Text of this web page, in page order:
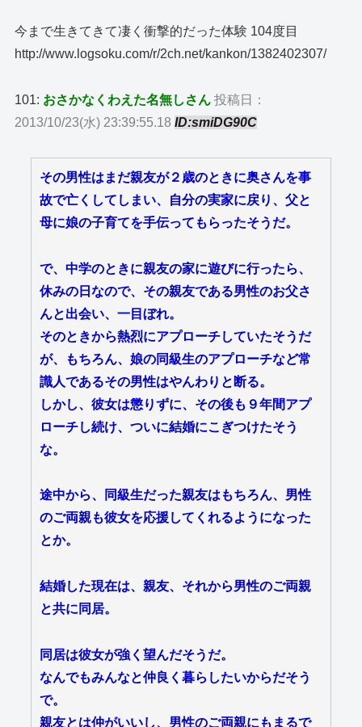
今まで生きてきて凄く衝撃的だった体験 104度目
http://www.logsoku.com/r/2ch.net/kankon/1382402307/
101: おさかなくわえた名無しさん 投稿日：
2013/10/23(水) 23:39:55.18ID:smiDG90C
その男性はまだ親友が２歳のときに奥さんを事
故で亡くしてしまい、自分の実家に戻り、父と
母に娘の子育てを手伝ってもらったそうだ。
で、中学のときに親友の家に遊びに行ったら、
休みの日なので、その親友である男性のお父さ
んと出会い、一目ぼれ。
そのときから熱烈にアプローチしていたそうだ
が、もちろん、娘の同級生のアプローチなど常
識人であるその男性はやんわりと断る。
しかし、彼女は懲りずに、その後も９年間アプ
ローチし続け、ついに結婚にこぎつけたそう
な。
途中から、同級生だった親友はもちろん、男性
のご両親も彼女を応援してくれるようになった
とか。
結婚した現在は、親友、それから男性のご両親
と共に同居。
同居は彼女が強く望んだそうだ。
なんでもみんなと仲良く暮らしたいからだそう
で。
親友とは仲がいいし、男性のご両親にもまるで